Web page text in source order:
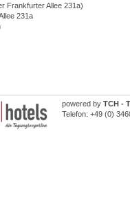
Frankfurter Allee 231a)
231a
powered by TCH -
Telefon: +49 (0)